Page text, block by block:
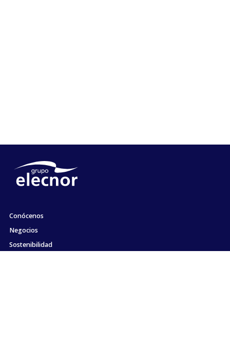
Conócenos
Negocios
Sostenibilidad